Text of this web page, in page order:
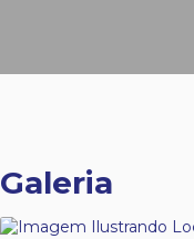
Galeria